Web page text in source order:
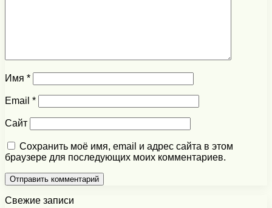
Имя *
Email *
Сайт
Сохранить моё имя, email и адрес сайта в этом
браузере для последующих моих комментариев.
Свежие записи